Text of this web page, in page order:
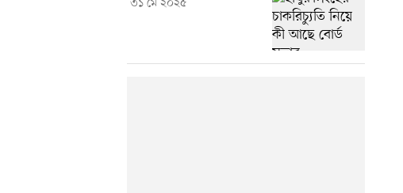
৩১ মে ২০২৫